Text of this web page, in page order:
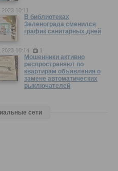
10:11
В библиотеках
Зеленограда сменился
график санитарных дней
10:14 1
Мошенники активно
распространяют по
квартирам объявления о
замене автоматических
выключателей
сети